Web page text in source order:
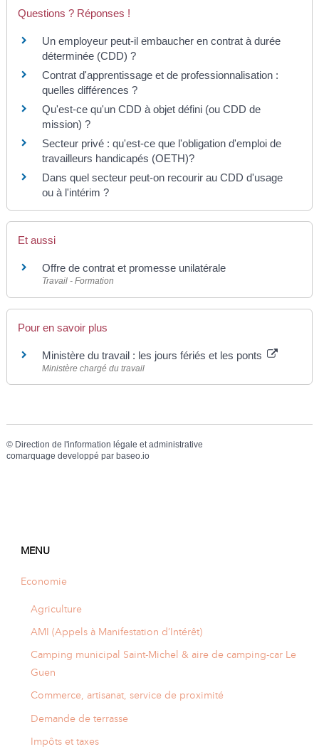
Questions ? Réponses !
Un employeur peut-il embaucher en contrat à durée
déterminée (CDD) ?
Contrat d'apprentissage et de professionnalisation :
quelles différences ?
Qu'est-ce qu'un CDD à objet défini (ou CDD de
mission) ?
Secteur privé : qu'est-ce que l'obligation d'emploi de
travailleurs handicapés (OETH)?
Dans quel secteur peut-on recourir au CDD d'usage
ou à l'intérim ?
Et aussi
Offre de contrat et promesse unilatérale
Travail - Formation
Pour en savoir plus
Ministère du travail : les jours fériés et les ponts
Ministère chargé du travail
© Direction de l'information légale et administrative
comarquage developpé par baseo.io
MENU
Economie
Agriculture
AMI (Appels à Manifestation d’Intérêt)
Camping municipal Saint-Michel & aire de camping-car Le
Guen
Commerce, artisanat, service de proximité
Demande de terrasse
Impôts et taxes